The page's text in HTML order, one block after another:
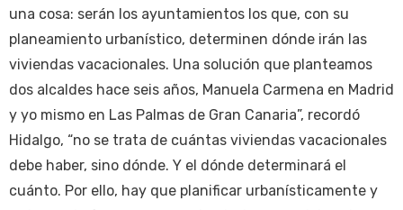
una cosa: serán los ayuntamientos los que, con su
planeamiento urbanístico, determinen dónde irán las
viviendas vacacionales. Una solución que planteamos
dos alcaldes hace seis años, Manuela Carmena en Madrid
y yo mismo en Las Palmas de Gran Canaria”, recordó
Hidalgo, “no se trata de cuántas viviendas vacacionales
debe haber, sino dónde. Y el dónde determinará el
cuánto. Por ello, hay que planificar urbanísticamente y